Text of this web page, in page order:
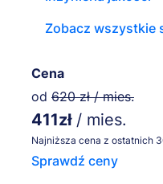
Zobacz wszystkie
Cena
od 620 zł / mies.
411zł / mies.
Najniższa cena z ostatnich
Sprawdź ceny